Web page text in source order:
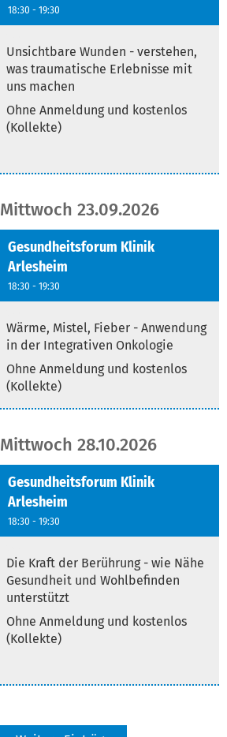
18:30 - 19:30
Unsichtbare Wunden - verstehen,
was traumatische Erlebnisse mit
uns machen
Ohne Anmeldung und kostenlos
(Kollekte)
Mittwoch 23.09.2026
Gesundheitsforum Klinik
Arlesheim
18:30 - 19:30
Wärme, Mistel, Fieber - Anwendung
in der Integrativen Onkologie
Ohne Anmeldung und kostenlos
(Kollekte)
Mittwoch 28.10.2026
Gesundheitsforum Klinik
Arlesheim
18:30 - 19:30
Die Kraft der Berührung - wie Nähe
Gesundheit und Wohlbefinden
unterstützt
Ohne Anmeldung und kostenlos
(Kollekte)